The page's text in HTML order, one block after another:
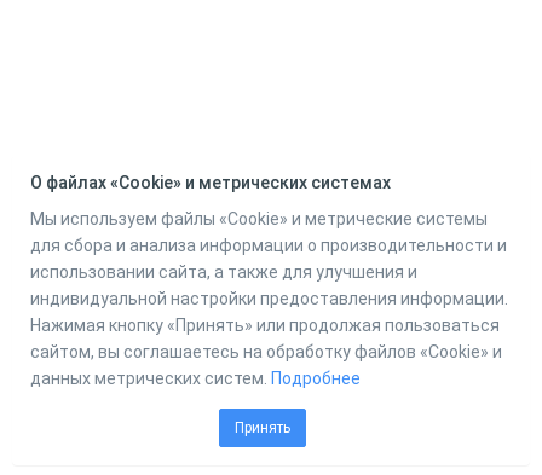
О файлах «Cookie» и метрических системах
Мы используем файлы «Cookie» и метрические системы
для сбора и анализа информации о производительности и
использовании сайта, а также для улучшения и
индивидуальной настройки предоставления информации.
Нажимая кнопку «Принять» или продолжая пользоваться
сайтом, вы соглашаетесь на обработку файлов «Cookie» и
данных метрических систем. Подробнее
Принять